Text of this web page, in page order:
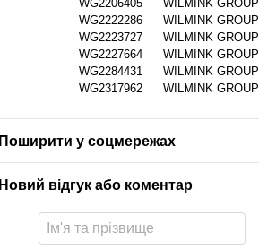
WG2206405
WILMINK GROUP
WG2222286
WILMINK GROUP
WG2223727
WILMINK GROUP
WG2227664
WILMINK GROUP
WG2284431
WILMINK GROUP
WG2317962
WILMINK GROUP
Поширити у соцмережах
Новий відгук або коментар